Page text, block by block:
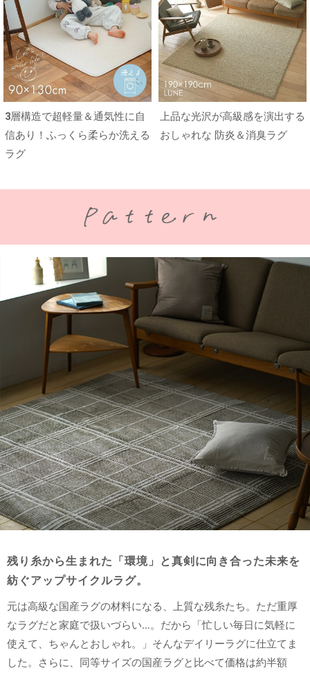
3層構造で超軽量＆通気性に自
信あり！ふっくら柔らか洗える
ラグ
上品な光沢が高級感を演出する
おしゃれな 防炎＆消臭ラグ
残り糸から生まれた「環境」と真剣に向き合った未来を
紡ぐアップサイクルラグ。
元は高級な国産ラグの材料になる、上質な残糸たち。ただ重厚
なラグだと家庭で扱いづらい…。だから「忙しい毎日に気軽に
使えて、ちゃんとおしゃれ。」そんなデイリーラグに仕立てま
した。さらに、同等サイズの国産ラグと比べて価格は約半額